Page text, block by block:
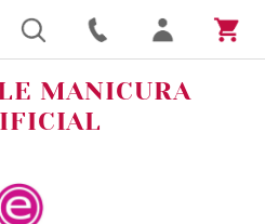
MANICURA